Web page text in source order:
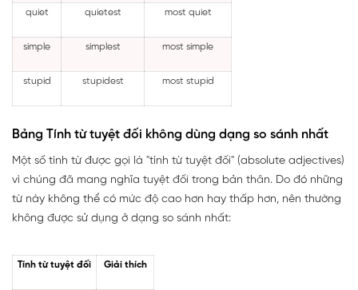
quiet quietest most quiet
simple simplest most simple
stupid stupidest most stupid
Bảng Tính từ tuyệt đối không dùng dạng so sánh nhất
Một số tính từ được gọi là "tính từ tuyệt đối" (absolute adjectives)
vì chúng đã mang nghĩa tuyệt đối trong bản thân. Do đó những
từ này không thể có mức độ cao hơn hay thấp hơn, nên thường
không được sử dụng ở dạng so sánh nhất:
Tính từ tuyệt đối Giải thích